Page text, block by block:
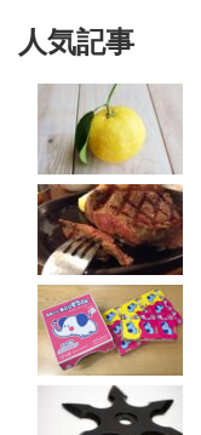
人気記事